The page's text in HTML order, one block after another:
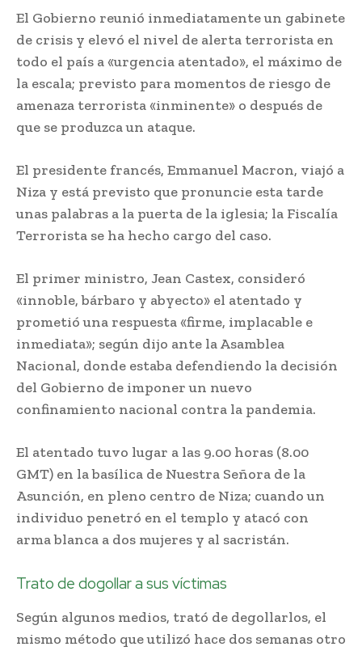
El Gobierno reunió inmediatamente un gabinete
de crisis y elevó el nivel de alerta terrorista en
todo el país a «urgencia atentado», el máximo de
la escala; previsto para momentos de riesgo de
amenaza terrorista «inminente» o después de
que se produzca un ataque.
El presidente francés, Emmanuel Macron, viajó a
Niza y está previsto que pronuncie esta tarde
unas palabras a la puerta de la iglesia; la Fiscalía
Terrorista se ha hecho cargo del caso.
El primer ministro, Jean Castex, consideró
«innoble, bárbaro y abyecto» el atentado y
prometió una respuesta «firme, implacable e
inmediata»; según dijo ante la Asamblea
Nacional, donde estaba defendiendo la decisión
del Gobierno de imponer un nuevo
confinamiento nacional contra la pandemia.
El atentado tuvo lugar a las 9.00 horas (8.00
GMT) en la basílica de Nuestra Señora de la
Asunción, en pleno centro de Niza; cuando un
individuo penetró en el templo y atacó con
arma blanca a dos mujeres y al sacristán.
Trato de dogollar a sus víctimas
Según algunos medios, trató de degollarlos, el
mismo método que utilizó hace dos semanas otro